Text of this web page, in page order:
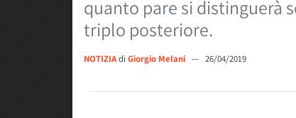
quanto pare si distinguerà
triplo posteriore.
NOTIZIAdi Giorgio Melani — 26/04/2019